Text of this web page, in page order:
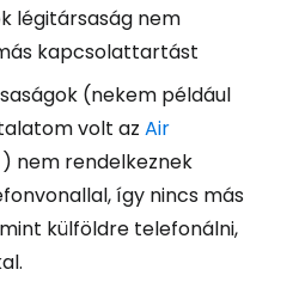
légitársaság nem
kapcsolattartást
(nekem például
volt az Air
) nem rendelkeznek
így nincs más
külföldre telefonálni,